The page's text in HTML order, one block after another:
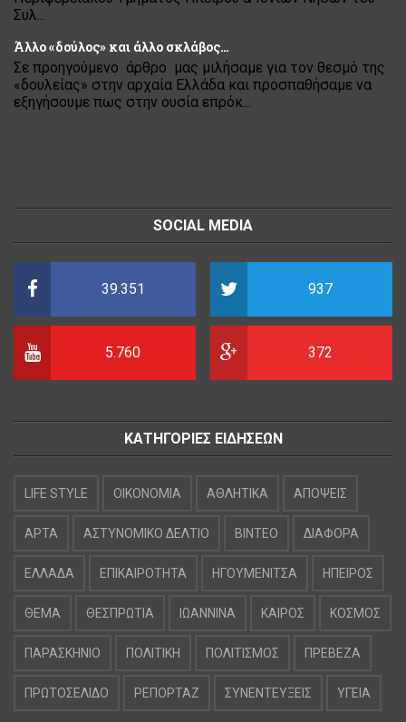
Συλ...
Άλλο «δούλος» και άλλο σκλάβος…
Σε προηγούμενο άρθρο μας μιλήσαμε για τον θεσμό της
«δουλείας» στην αρχαία Ελλάδα και προσπαθήσαμε να
εξηγήσουμε πως στην ουσία επρόκ...
SOCIAL MEDIA
39.351 937
5.760 372
ΚΑΤΗΓΟΡΙΕΣ ΕΙΔΗΣΕΩΝ
LIFE STYLE OIKONOMIA ΑΘΛΗΤΙΚΑ ΑΠΟΨΕΙΣ
ΑΡΤΑ ΑΣΤΥΝΟΜΙΚΟ ΔΕΛΤΙΟ ΒΙΝΤΕΟ ΔΙΑΦΟΡΑ
ΕΛΛΑΔΑ ΕΠΙΚΑΙΡΟΤΗΤΑ ΗΓΟΥΜΕΝΙΤΣΑ ΗΠΕΙΡΟΣ
ΘΕΜΑ ΘΕΣΠΡΩΤΙΑ ΙΩΑΝΝΙΝΑ ΚΑΙΡΟΣ ΚΟΣΜΟΣ
ΠΑΡΑΣΚΗΝΙΟ ΠΟΛΙΤΙΚΗ ΠΟΛΙΤΙΣΜΟΣ ΠΡΕΒΕΖΑ
ΠΡΩΤΟΣΕΛΙΔΟ ΡΕΠΟΡΤΑΖ ΣΥΝΕΝΤΕΥΞΕΙΣ ΥΓΕΙΑ